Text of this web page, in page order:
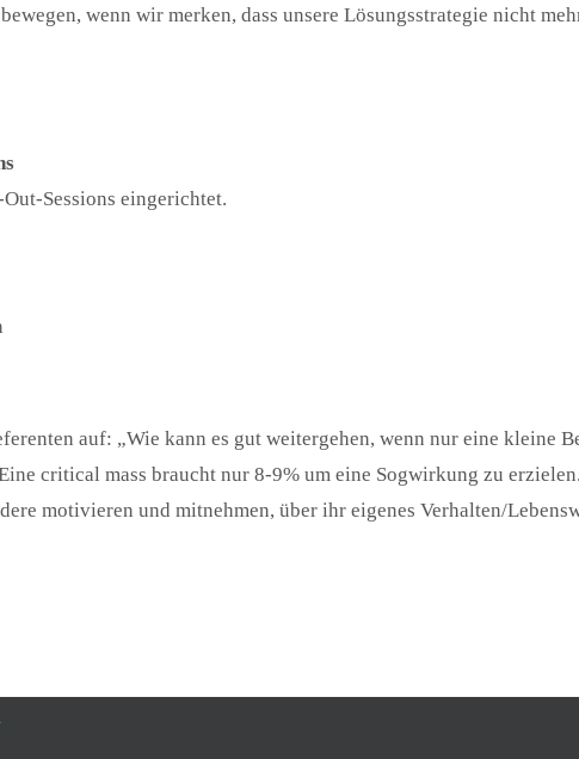
wenn wir merken, dass unsere Lösungsstrategie nicht
Sessions eingerichtet.
auf: „Wie kann es gut weitergehen, wenn nur eine kleine
critical mass braucht nur 8-9% um eine Sogwirkung zu
motivieren und mitnehmen, über ihr eigenes Verhalten/